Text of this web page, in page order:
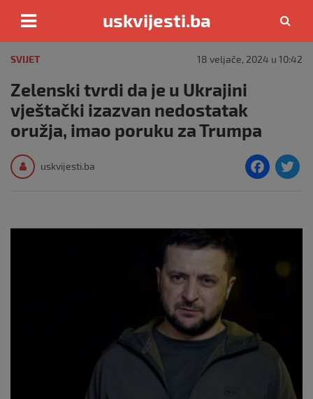
content
uskvijesti.ba
SVIJET 18 veljače, 2024 u 10:42
Zelenski tvrdi da je u Ukrajini
vještački izazvan nedostatak
oružja, imao poruku za Trumpa
uskvijesti.ba
F
e
o